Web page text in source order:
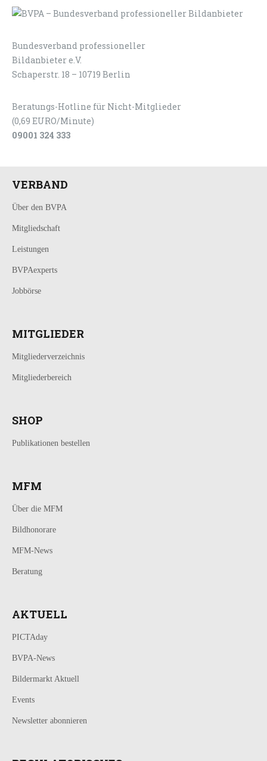
Bundesverband professioneller
Bildanbieter e.V.
Schaperstr. 18 – 10719 Berlin
Beratungs-Hotline für Nicht-Mitglieder
(0,69 EURO/Minute)
09001 324 333
VERBAND
Über den BVPA
Mitgliedschaft
Leistungen
BVPAexperts
Jobbörse
MITGLIEDER
Mitgliederverzeichnis
Mitgliederbereich
SHOP
Publikationen bestellen
MFM
Über die MFM
Bildhonorare
MFM-News
Beratung
AKTUELL
PICTAday
BVPA-News
Bildermarkt Aktuell
Events
Newsletter abonnieren